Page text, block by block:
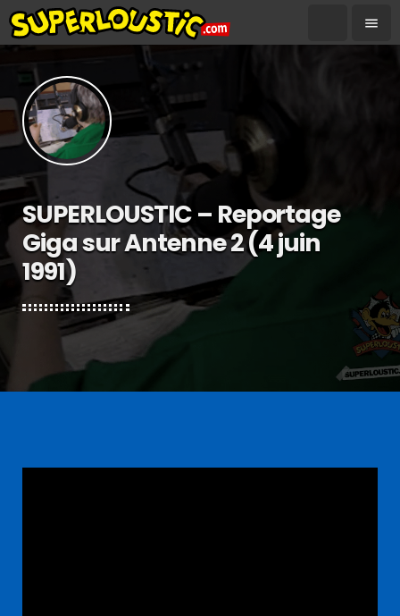
menu
SUPERLOUSTIC – Reportage
Giga sur Antenne 2 (4 juin
1991)